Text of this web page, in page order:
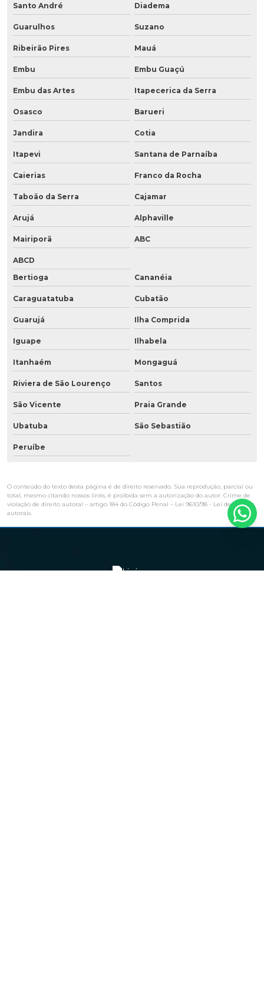
Santo André Diadema
Guarulhos Suzano
Ribeirão Pires Mauá
Embu Embu Guaçú
Embu das Artes Itapecerica da Serra
Osasco Barueri
Jandira Cotia
Itapevi Santana de Parnaíba
Caierias Franco da Rocha
Taboão da Serra Cajamar
Arujá Alphaville
Mairiporã ABC
ABCD
Bertioga
Cananéia
Caraguatatuba Cubatão
Guarujá Ilha Comprida
Iguape Ilhabela
Itanhaém Mongaguá
Riviera de São Lourenço Santos
São Vicente Praia Grande
Ubatuba São Sebastião
Peruíbe
O conteúdo do texto desta página é de direito reservado. Sua reprodução, parcial ou
total, mesmo citando nossos links, é proibida sem a autorização do autor. Crime de
violação de direito autoral – artigo 184 do Código Penal – Lei 9610/98 - Lei de direitos
autorais